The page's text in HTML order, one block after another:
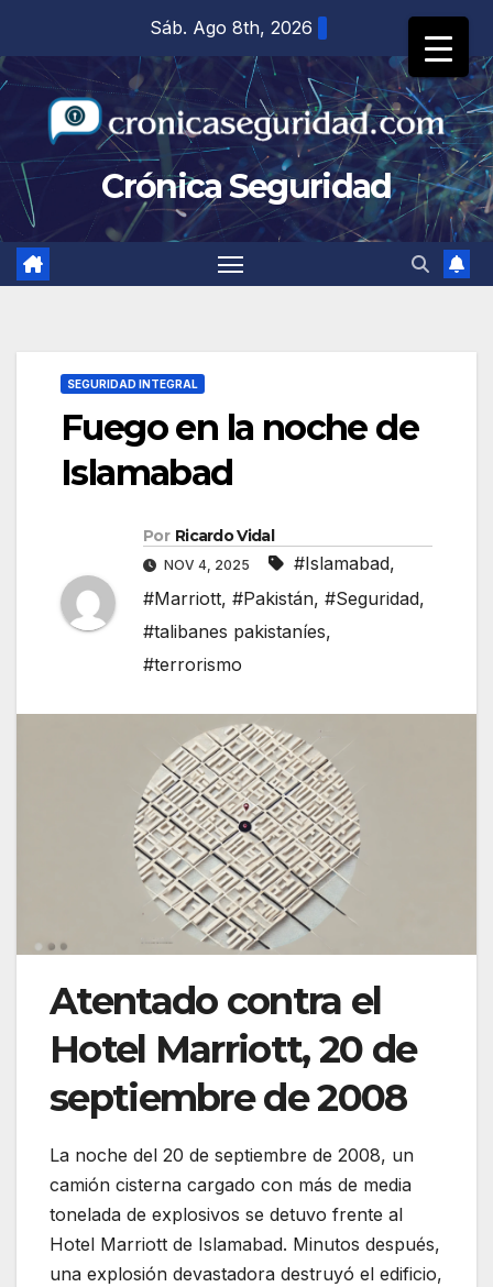
contenido
Sáb. Ago 8th, 2026
Crónica Seguridad
SEGURIDAD INTEGRAL
Fuego en la noche de
Islamabad
Por Ricardo Vidal
NOV 4, 2025 #Islamabad,
#Marriott, #Pakistán, #Seguridad,
#talibanes pakistaníes,
#terrorismo
Atentado contra el
Hotel Marriott, 20 de
septiembre de 2008
La noche del 20 de septiembre de 2008, un
camión cisterna cargado con más de media
tonelada de explosivos se detuvo frente al
Hotel Marriott de Islamabad. Minutos después,
una explosión devastadora destruyó el edificio,